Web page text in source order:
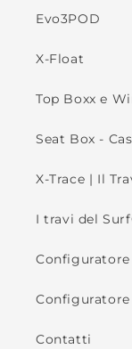
Evo3POD
X-Float
Top Boxx e
Seat Box -
X-Trace | Il
I travi del
Configuratore
Contatti